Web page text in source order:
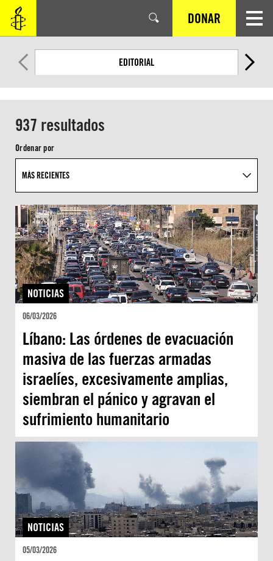
SALTAR
CONTENIDO
PRINCIPAL
DONAR
EDITORIAL
937 resultados
Ordenar por
NOTICIAS
06/03/2026
Líbano: Las órdenes de evacuación
masiva de las fuerzas armadas
israelíes, excesivamente amplias,
siembran el pánico y agravan el
sufrimiento humanitario
NOTICIAS
05/03/2026